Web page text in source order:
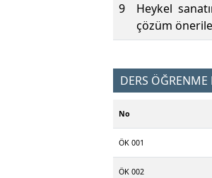
9
Heykel
çözüm
DERS
No
ÖK 001
ÖK 002